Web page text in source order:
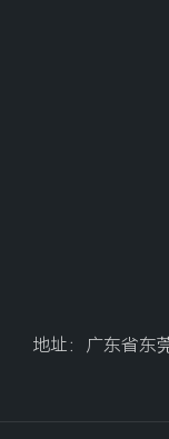
地址：广东省东